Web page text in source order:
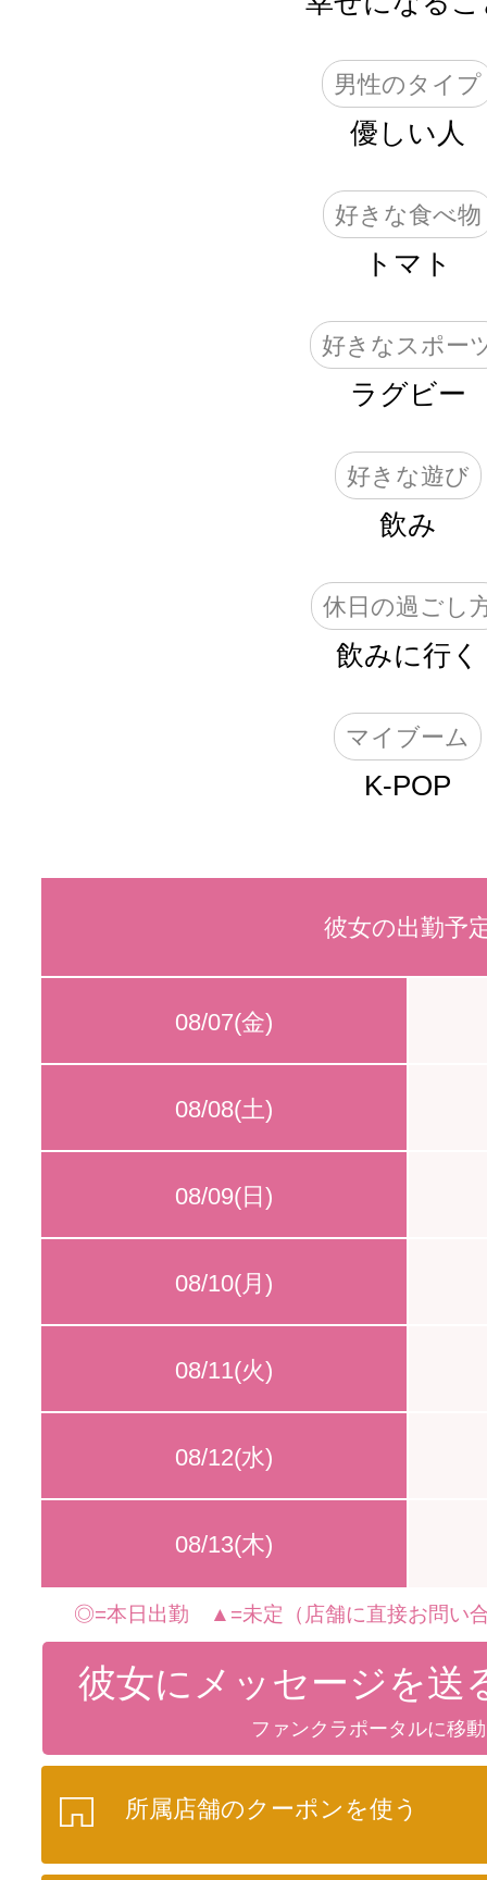
男性のタイプ
優しい人
好きな食べ物
トマト
好きなスポー
ラグビー
好きな遊び
飲み
休日の過ごし
飲みに行く
マイブーム
K-POP
彼女の出勤予
08/07(金)
08/08(土)
08/09(日)
08/10(月)
08/11(火)
08/12(水)
08/13(木)
◎=本日出勤 ▲=未定（店舗に直接お問い
彼女にメッセージを送
ファンクラポータルに移
所属店舗のクーポンを使う